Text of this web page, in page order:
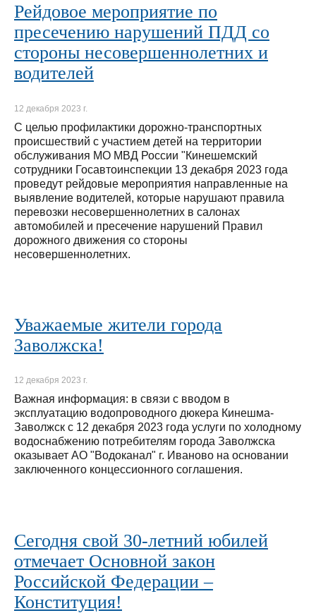
Рейдовое мероприятие по
пресечению нарушений ПДД со
стороны несовершеннолетних и
водителей
12 декабря 2023 г.
С целью профилактики дорожно-транспортных
происшествий с участием детей на территории
обслуживания МО МВД России "Кинешемский
сотрудники Госавтоинспекции 13 декабря 2023 года
проведут рейдовые мероприятия направленные на
выявление водителей, которые нарушают правила
перевозки несовершеннолетних в салонах
автомобилей и пресечение нарушений Правил
дорожного движения со стороны
несовершеннолетних.
Уважаемые жители города
Заволжска!
12 декабря 2023 г.
Важная информация: в связи с вводом в
эксплуатацию водопроводного дюкера Кинешма-
Заволжск с 12 декабря 2023 года услуги по холодному
водоснабжению потребителям города Заволжска
оказывает АО "Водоканал" г. Иваново на основании
заключенного концессионного соглашения.
Сегодня свой 30-летний юбилей
отмечает Основной закон
Российской Федерации –
Конституция!